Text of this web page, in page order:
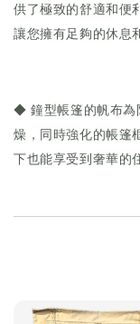
供了極致的舒適和便
讓您擁有足夠的休息
◆ 鐘型帳篷的帆布為
燥，同時強化的帳篷
下也能享受到奢華的